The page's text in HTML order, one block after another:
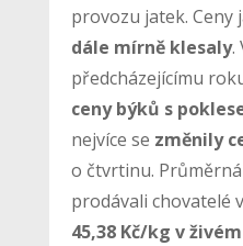
provozu jatek.
dále mírně klesaly.
předcházejícímu
ceny býků s
nejvíce se změnily
o čtvrtinu.
prodávali chovatelé
45,38 Kč/kg v